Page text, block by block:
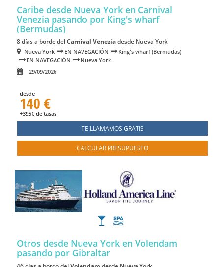
Caribe desde Nueva York en Carnival
Venezia pasando por King's wharf
(Bermudas)
8 días a bordo delCarnival Veneziadesde Nueva York
Nueva York EN NAVEGACIÓN
King's wharf (Bermudas)
EN NAVEGACIÓN
Nueva York
29/09/2026
desde
140 €
+395€ de tasas
TE LLAMAMOS GRATIS
CALCULAR PRESUPUESTO
Otros desde Nueva York en Volendam
pasando por Gibraltar